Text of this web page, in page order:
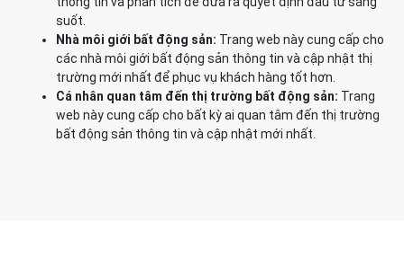
suốt.
Nhà môi giới bất động sản: Trang web này cung cấp cho
các nhà môi giới bất động sản thông tin và cập nhật thị
trường mới nhất để phục vụ khách hàng tốt hơn.
Cá nhân quan tâm đến thị trường bất động sản: Trang
web này cung cấp cho bất kỳ ai quan tâm đến thị trường
bất động sản thông tin và cập nhật mới nhất.